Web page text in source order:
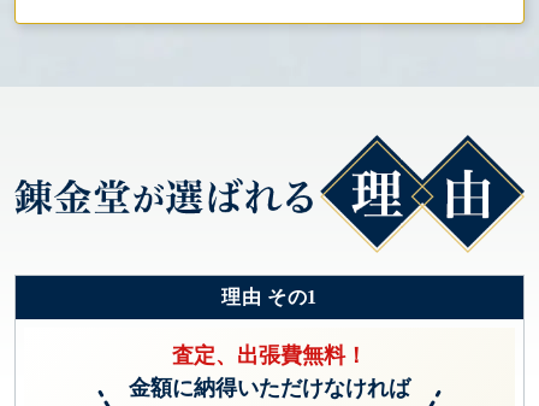
理由 その1
査定、出張費無料！
金額に納得いただけなければ